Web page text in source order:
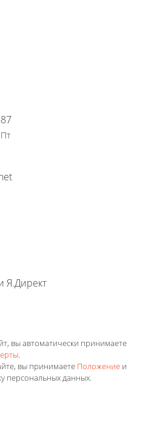
Я.Директ
вы автоматически принимаете
.
вы принимаете Положение и
персональных данных.